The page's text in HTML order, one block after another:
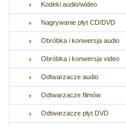
Kodeki audio/wideo
Nagrywanie płyt CD/DVD
Obróbka i konwersja audio
Obróbka i konwersja video
Odtwarzacze audio
Odtwarzacze filmów
Odtwarzacze płyt DVD